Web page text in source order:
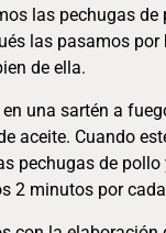
las pechugas de
las pasamos por
de ella.
en una sartén a
aceite. Cuando
pechugas de
2 minutos por